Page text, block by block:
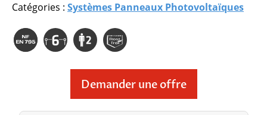
Catégories : Systèmes Panneaux Photovoltaïques
Demander une offre